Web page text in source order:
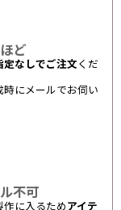
ど
定なしでご注文くだ
にメールでお伺い
不可
作に入るためアイテ